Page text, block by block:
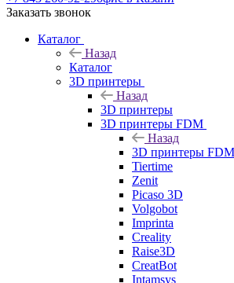
Заказать звонок
Каталог
Назад
Каталог
3D принтеры
Назад
3D принтеры
3D принтеры FDM
Назад
3D принтеры FDM
Tiertime
Zenit
Picaso 3D
Volgobot
Imprinta
Creality
Raise3D
CreatBot
Intamsys